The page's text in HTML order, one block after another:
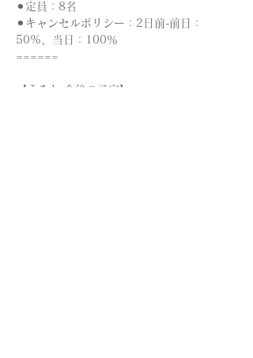
⚫︎定員：8名
⚫︎キャンセルポリシー：2日前-前日：
50%、当日：100％
======
【うみと 今後の予定】